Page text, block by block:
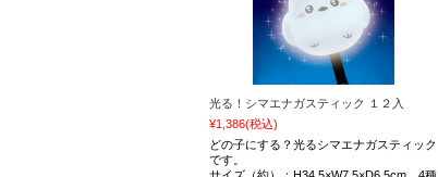
光る！シマエナガスティック １２入
¥1,386(税込)
どの子にする？光るシマエナガスティック
です。